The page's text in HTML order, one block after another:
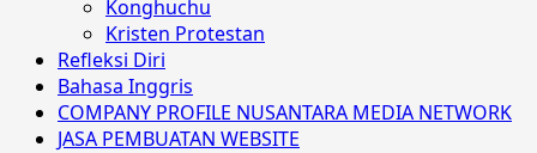
Konghuchu
Kristen Protestan
Refleksi Diri
Bahasa Inggris
COMPANY PROFILE NUSANTARA MEDIA NETWORK
JASA PEMBUATAN WEBSITE